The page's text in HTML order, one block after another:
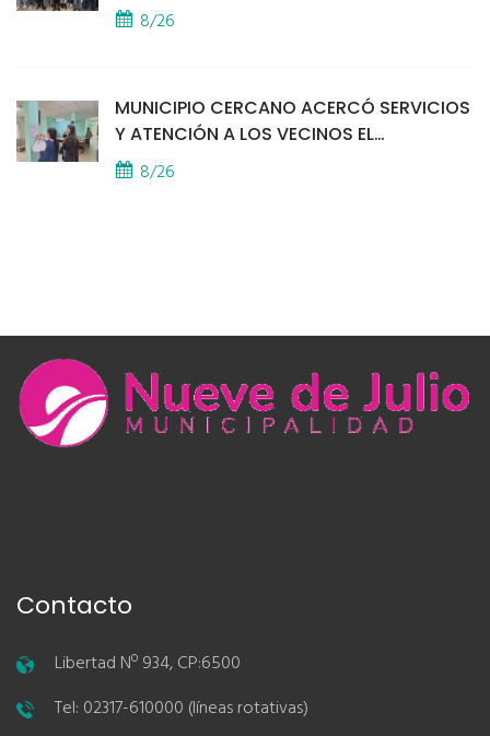
8/26
MUNICIPIO CERCANO ACERCÓ SERVICIOS
Y ATENCIÓN A LOS VECINOS EL
PROVINCIAL
8/26
Contacto
Libertad Nº 934, CP:6500
Tel: 02317-610000 (líneas rotativas)